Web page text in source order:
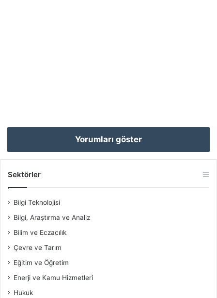
Yorumları göster
Sektörler
Bilgi Teknolojisi
Bilgi, Araştırma ve Analiz
Bilim ve Eczacılık
Çevre ve Tarım
Eğitim ve Öğretim
Enerji ve Kamu Hizmetleri
Hukuk